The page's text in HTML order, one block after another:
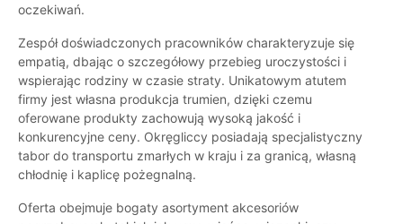
oczekiwań.
Zespół doświadczonych pracowników charakteryzuje się
empatią, dbając o szczegółowy przebieg uroczystości i
wspierając rodziny w czasie straty. Unikatowym atutem
firmy jest własna produkcja trumien, dzięki czemu
oferowane produkty zachowują wysoką jakość i
konkurencyjne ceny. Okręgliccy posiadają specjalistyczny
tabor do transportu zmarłych w kraju i za granicą, własną
chłodnię i kaplicę pożegnalną.
Oferta obejmuje bogaty asortyment akcesoriów